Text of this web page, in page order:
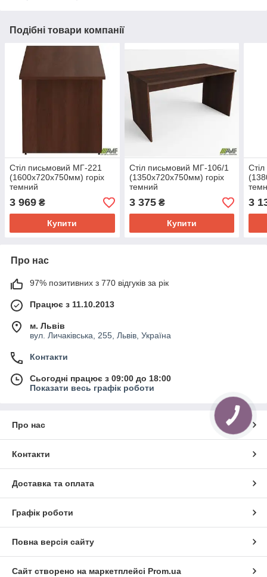
Подібні товари компанії
Стіл письмовий МГ-221
(1600х720х750мм) горіх
темний
3 969 ₴
Купити
Стіл письмовий МГ-106/1
(1350х720х750мм) горіх
темний
3 375₴
Купити
3
Про нас
97% позитивних з 770 відгуків за рік
Працює з 11.10.2013
м. Львів
вул. Личаківська, 255, Львів, Україна
Контакти
Сьогодні працює з 09:00 до 18:00
Показати весь графік роботи
Про нас
Контакти
Доставка та оплата
Графік роботи
Повна версія сайту
Сайт створено на маркетплейсі Prom.ua